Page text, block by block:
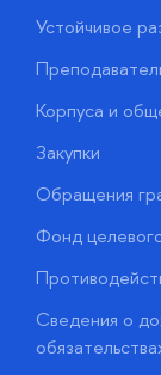
Устойчивое
Корпуса и
Закупки
Обращения
Фонд
Сведения о